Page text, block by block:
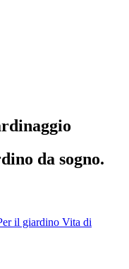
da sogno.
il giardino Vita di